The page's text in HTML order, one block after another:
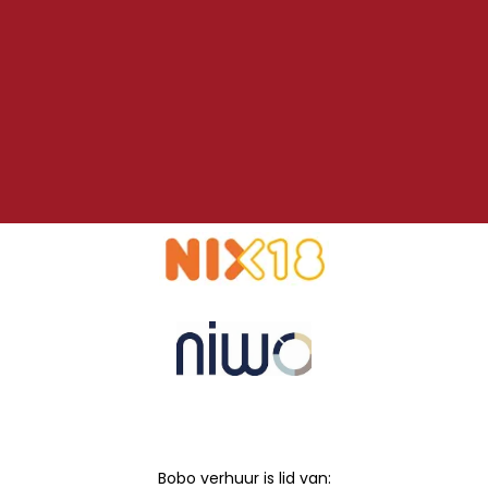
Bobo verhuur is lid van: